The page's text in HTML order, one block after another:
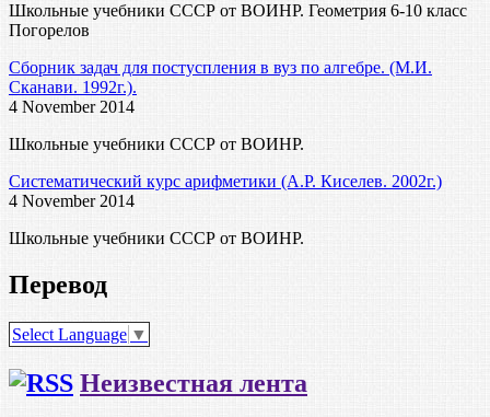
Школьные учебники СССР от ВОИНР. Геометрия 6-10 класс
Погорелов
Сборник задач для постуспления в вуз по алгебре. (М.И.
Сканави. 1992г.).
4 November 2014
Школьные учебники СССР от ВОИНР.
Систематический курс арифметики (А.Р. Киселев. 2002г.)
4 November 2014
Школьные учебники СССР от ВОИНР.
Перевод
Select Language ▼
Неизвестная лента